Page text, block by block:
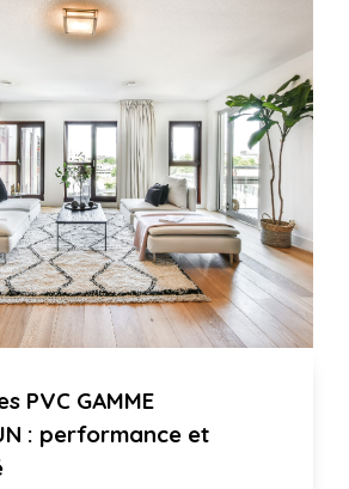
PVC GAMME
: performance et